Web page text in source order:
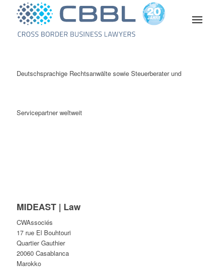
Deutschsprachige Rechtsanwälte sowie Steuerberater und
Servicepartner weltweit
MIDEAST | Law
CWAssociés
17 rue El Bouhtouri
Quartier Gauthier
20060 Casablanca
Marokko